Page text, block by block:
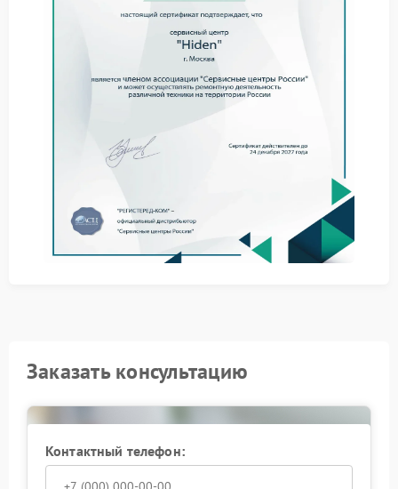
алгоритма запуска.
Сопоставляют поведение ИБП при разных условиях
Оценивают стабильность реакции устройства в
повторяющихся сценариях.
Сервис Hiden ориентирован на выявление
такой подход позволяет быстро сузить круг
возможных причин.
Ремонт Hiden включает работу с управляющими
модулями и программными сценариями, которые
отвечают за последовательность включения.
Специалисты применяют методики, исключающие
случайные воздействия на схему.
Заказать консультацию
Контактный телефон: